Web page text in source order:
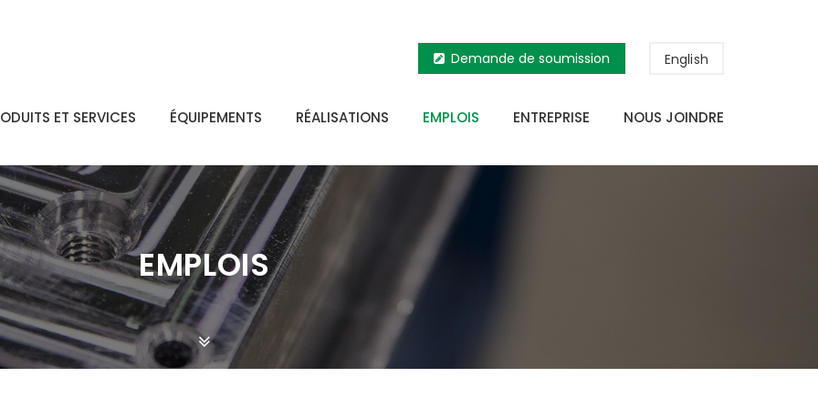
Demande de soumission English
ET SERVICES ÉQUIPEMENTS RÉALISATIONS EMPLOIS ENTREPRISE NOUS JOINDRE
EMPLOIS